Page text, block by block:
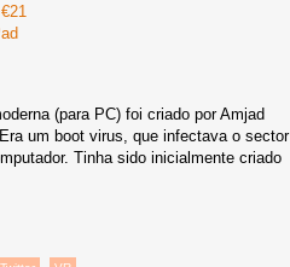
(para PC) foi criado por Amjad
um boot virus, que infectava o sector
Tinha sido inicialmente criado